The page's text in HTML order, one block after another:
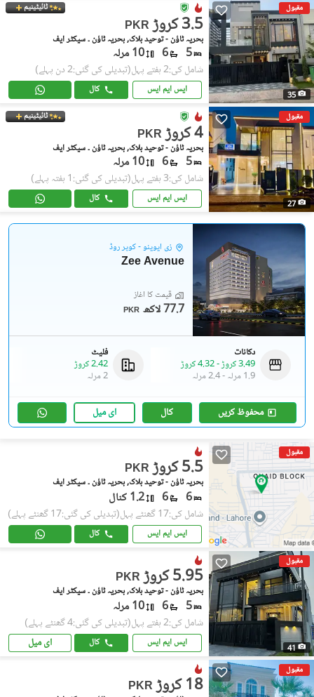
مقبول
35
ٹائیٹینیم
PKR 3.5 کروڑ
بحریہ ٹاؤن - توحید بلاک, بحریہ ٹاؤن ۔ سیکٹر ایف
5
6 10 مرلہ
شامل کی:2 ہفتے پہل (تبدیلی کی گئی:2 دن پہلے)
ایس ایم ایس کال
مقبول
27
ٹائیٹینیم
PKR 4 کروڑ
بحریہ ٹاؤن - توحید بلاک, بحریہ ٹاؤن ۔ سیکٹر ایف
5
6 10 مرلہ
شامل کی:3 ہفتے پہل (تبدیلی کی گئی:1 ہفتہ پہلے)
ایس ایم ایس کال
زی ایوینو - کوپر روڈ
Zee Avenue
قیمت کا آغاز
PKR 77.7 لاکھ
دکانات
3.49 کروڑ
-4.32 کروڑ
1.9 مرلہ
-2.4 مرلہ
فلیٹ
2.42 کروڑ
2 مرلہ
محفوظ کریں کال ای میل
مقبول
PKR 5.5 کروڑ
بحریہ ٹاؤن - توحید بلاک, بحریہ ٹاؤن ۔ سیکٹر ایف
6
6 1.2 کنال
شامل کی:17 گھنٹے پہل (تبدیلی کی گئی:17 گھنٹے پہلے)
ایس ایم ایس کال
مقبول
41
PKR 5.95 کروڑ
بحریہ ٹاؤن - توحید بلاک, بحریہ ٹاؤن ۔ سیکٹر ایف
5
6 10 مرلہ
شامل کی:2 ہفتے پہل (تبدیلی کی گئی:4 گھنٹے پہلے)
ایس ایم ایس کال ای میل
مقبول
PKR 18 کروڑ